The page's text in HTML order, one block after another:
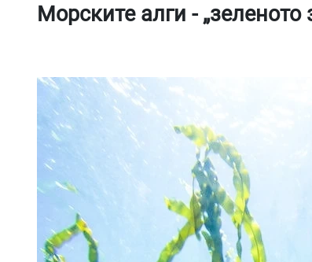
Морските алги - „зеленото